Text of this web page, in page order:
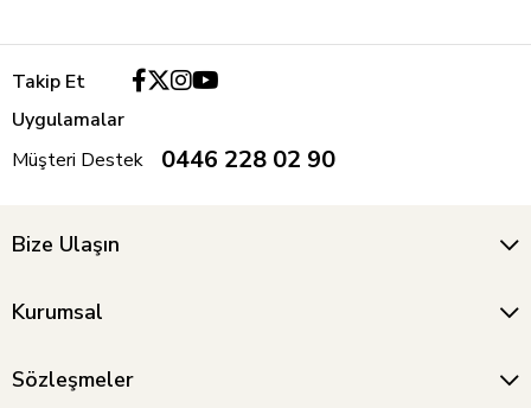
Takip Et
Uygulamalar
Müşteri Destek
0446 228 02 90
Bize Ulaşın
Kurumsal
Sözleşmeler